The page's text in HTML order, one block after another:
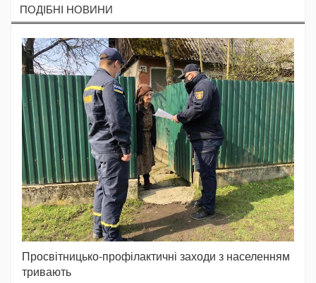
ПОДIБНI НОВИНИ
Просвітницько-профілактичні заходи з населенням
тривають